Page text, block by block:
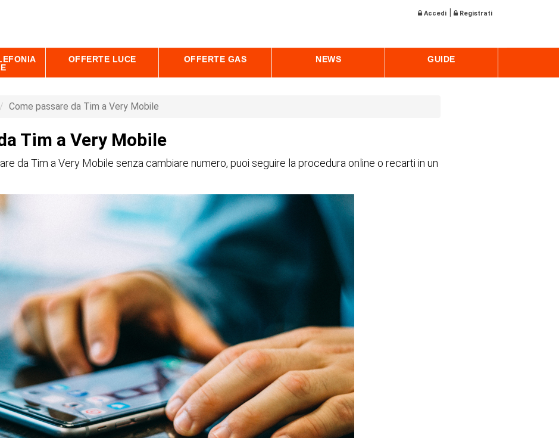
Accedi | Registrati
OFFERTE LUCE OFFERTE GAS NEWS GUIDE
Come passare da Tim a Very Mobile
Tim a Very Mobile
da Tim a Very Mobile senza cambiare numero, puoi seguire la procedura online o recarti in un